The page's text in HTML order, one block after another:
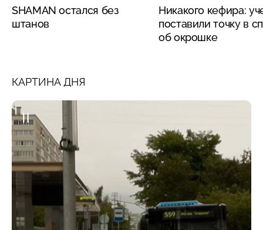
SHAMAN остался без
штанов
Никакого кефира:
поставили точку в
об окрошке
КАРТИНА ДНЯ